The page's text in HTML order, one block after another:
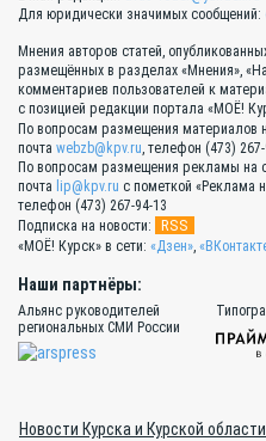
Для юридически значимых сообщений:
Мнения авторов статей,
размещённых в разделах «Мнения»,
комментариев пользователей к
с позицией редакции портала «МОЁ!
По вопросам размещения материалов
почта webzb@kpv.ru, телефон (473)
По вопросам размещения рекламы на
почта lip@kpv.ru с пометкой «Реклама
телефон (473) 267-94-13
Подписка на новости:
RSS
«МОЁ! Курск» в сети: «Дзен»,
Наши партнёры:
Альянс руководителей
региональных СМИ России
Новости Курска и Курской